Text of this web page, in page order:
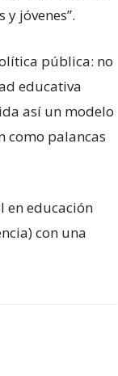
jóvenes”.
pública: no
educativa
así un modelo
como palancas
en educación
con una